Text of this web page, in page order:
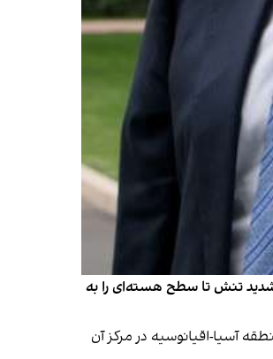
تشدید تنش تا سطح هسته‌ای را به
آسیا-اقیانوسیه در مرکز آن